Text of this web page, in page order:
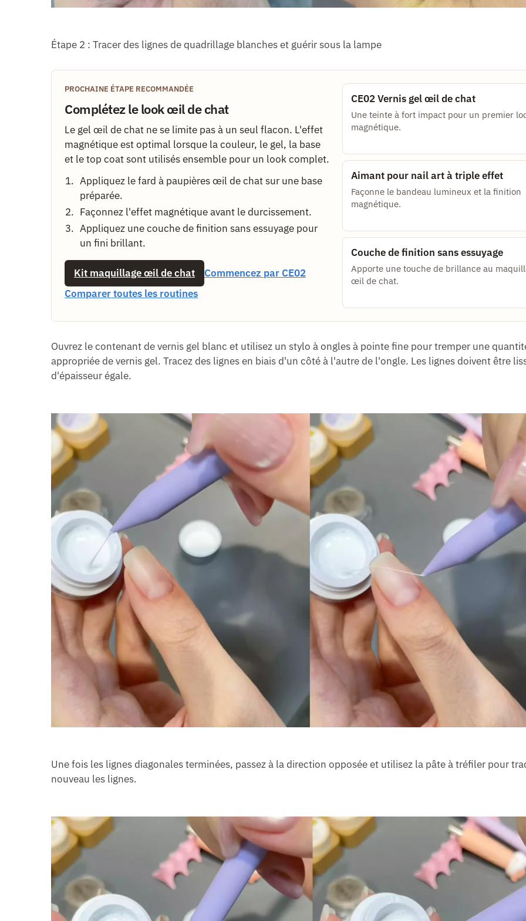
Étape 2 : Tracer des lignes de quadrillage blanches et guérir sous la lampe
PROCHAINE ÉTAPE RECOMMANDÉE
Complétez le look œil de chat
Le gel œil de chat ne se limite pas à un seul flacon. L'effet
magnétique est optimal lorsque la couleur, le gel, la base
et le top coat sont utilisés ensemble pour un look complet.
Appliquez le fard à paupières œil de chat sur une base
préparée.
Façonnez l'effet magnétique avant le durcissement.
Appliquez une couche de finition sans essuyage pour
un fini brillant.
Kit maquillage œil de chat
Commencez par CE02
Comparer toutes les routines
CE02 Vernis gel œil de chat
Une teinte à fort impact pour un premier
magnétique.
Aimant pour nail art à triple effet
Façonne le bandeau lumineux et la finition
magnétique.
Couche de finition sans essuyage
Apporte une touche de brillance au
œil de chat.
Ouvrez le contenant de vernis gel blanc et utilisez un stylo à ongles à pointe fine pour tremper une
appropriée de vernis gel. Tracez des lignes en biais d'un côté à l'autre de l'ongle. Les lignes doivent être
d'épaisseur égale.
Une fois les lignes diagonales terminées, passez à la direction opposée et utilisez la pâte à tréfiler pour
nouveau les lignes.